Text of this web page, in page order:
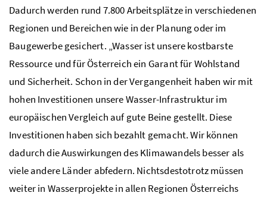
Dadurch werden rund 7.800 Arbeitsplätze in verschiedenen
Regionen und Bereichen wie in der Planung oder im
Baugewerbe gesichert. „Wasser ist unsere kostbarste
Ressource und für Österreich ein Garant für Wohlstand
und Sicherheit. Schon in der Vergangenheit haben wir mit
hohen Investitionen unsere Wasser-Infrastruktur im
europäischen Vergleich auf gute Beine gestellt. Diese
Investitionen haben sich bezahlt gemacht. Wir können
dadurch die Auswirkungen des Klimawandels besser als
viele andere Länder abfedern. Nichtsdestotrotz müssen
weiter in Wasserprojekte in allen Regionen Österreichs